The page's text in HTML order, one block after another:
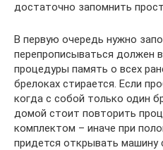
достаточно запомнить
В первую очередь нужно
перепрописываться должен
процедуры память о всех
брелоках стирается. Если
когда с собой только один
домой стоит повторить
комплектом – иначе при
придется открывать машину